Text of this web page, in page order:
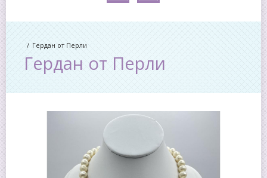
Гердан от Перли
Гердан от Перли